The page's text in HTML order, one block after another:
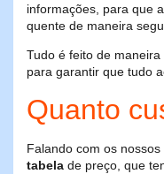
informações, para que
quente de maneira
Tudo é feito de
para garantir que tudo
Quanto
Falando com os
tabela de preço, que